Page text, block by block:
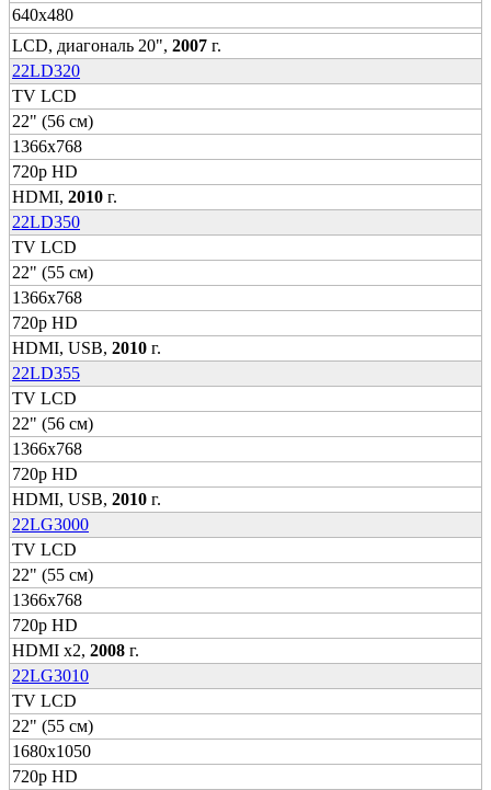
640x480
LCD, диагональ 20", 2007 г.
22LD320
TV LCD
22" (56 см)
1366x768
720p HD
HDMI, 2010 г.
22LD350
TV LCD
22" (55 см)
1366x768
720p HD
HDMI, USB, 2010 г.
22LD355
TV LCD
22" (56 см)
1366x768
720p HD
HDMI, USB, 2010 г.
22LG3000
TV LCD
22" (55 см)
1366x768
720p HD
HDMI x2, 2008 г.
22LG3010
TV LCD
22" (55 см)
1680x1050
720p HD